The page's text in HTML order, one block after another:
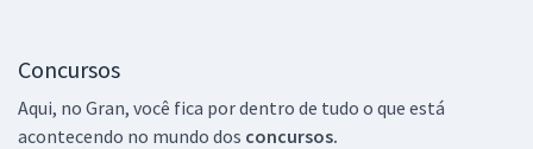
Concursos
Aqui, no Gran, você fica por dentro de tudo o que está
acontecendo no mundo dos concursos.